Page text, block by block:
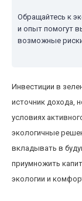
Обращайтесь к
и опыт помогут
возможные
Инвестиции в
источник дохода,
условиях
экологичные
вкладывать в
приумножить
экологии и